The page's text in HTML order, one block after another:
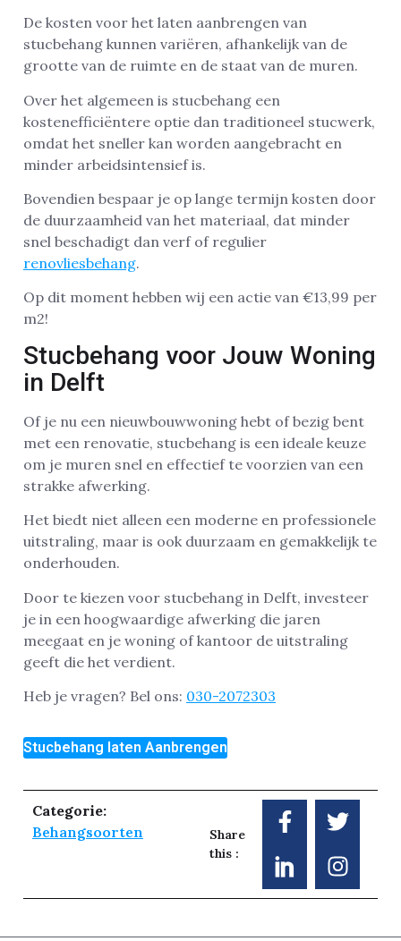
De kosten voor het laten aanbrengen van
stucbehang kunnen variëren, afhankelijk van de
grootte van de ruimte en de staat van de muren.
Over het algemeen is stucbehang een
kostenefficiëntere optie dan traditioneel stucwerk,
omdat het sneller kan worden aangebracht en
minder arbeidsintensief is.
Bovendien bespaar je op lange termijn kosten door
de duurzaamheid van het materiaal, dat minder
snel beschadigt dan verf of regulier
renovliesbehang.
Op dit moment hebben wij een actie van €13,99 per
m2!
Stucbehang voor Jouw Woning
in Delft
Of je nu een nieuwbouwwoning hebt of bezig bent
met een renovatie, stucbehang is een ideale keuze
om je muren snel en effectief te voorzien van een
strakke afwerking.
Het biedt niet alleen een moderne en professionele
uitstraling, maar is ook duurzaam en gemakkelijk te
onderhouden.
Door te kiezen voor stucbehang in Delft, investeer
je in een hoogwaardige afwerking die jaren
meegaat en je woning of kantoor de uitstraling
geeft die het verdient.
Heb je vragen? Bel ons: 030-2072303
Stucbehang laten Aanbrengen
Categorie:
Behangsoorten
Share
this :